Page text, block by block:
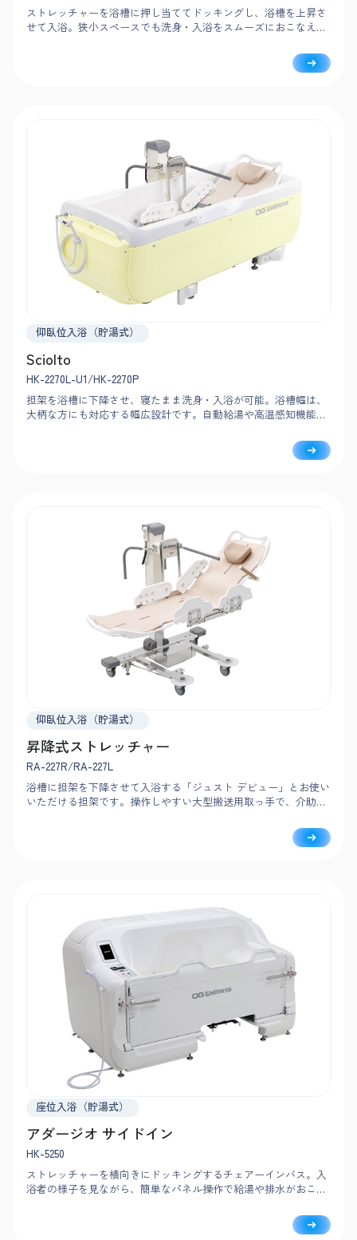
ストレッチャーを浴槽に押し当ててドッキングし、浴槽を上昇さ
せて入浴。狭小スペースでも洗身・入浴をスムーズにおこなえる
仰臥位入浴（貯湯式）
Sciolto
HK-2270L-U1/HK-2270P
担架を浴槽に下降させ、寝たまま洗身・入浴が可能。浴槽幅は、
大柄な方にも対応する幅広設計です。自動給湯や高温感知機能な
仰臥位入浴（貯湯式）
昇降式ストレッチャー
RA-227R/RA-227L
浴槽に担架を下降させて入浴する「ジュスト デビュー」とお使い
いただける担架です。操作しやすい大型搬送用取っ手で、介助者
座位入浴（貯湯式）
アダージオ サイドイン
HK-5250
ストレッチャーを横向きにドッキングするチェアーインバス。入
浴者の様子を見ながら、簡単なパネル操作で給湯や排水がおこな